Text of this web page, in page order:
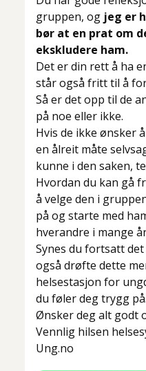
gruppen, og jeg er
bør at en prat om
ekskludere ham.
Det er din rett å ha
står også fritt til å
Så er det opp til de
på noe eller ikke.
Hvis de ikke ønsker
en ålreit måte
kunne i den saken,
Hvordan du kan gå
å velge den i
på og starte med
hverandre i mange
Synes du fortsatt
også drøfte dette
helsestasjon for
du føler deg trygg på.
Ønsker deg alt godt
Vennlig hilsen
Ung.no